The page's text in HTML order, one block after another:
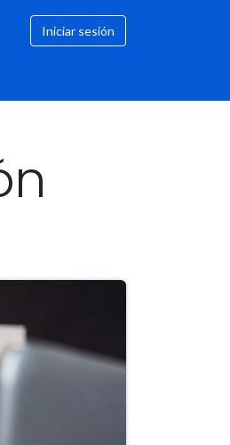
Iniciar sesión